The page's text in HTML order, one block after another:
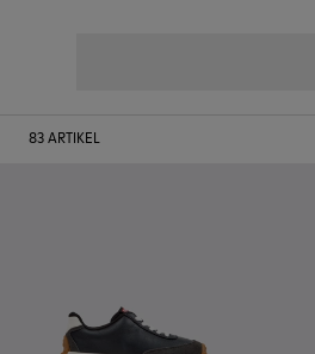
83ARTIKEL